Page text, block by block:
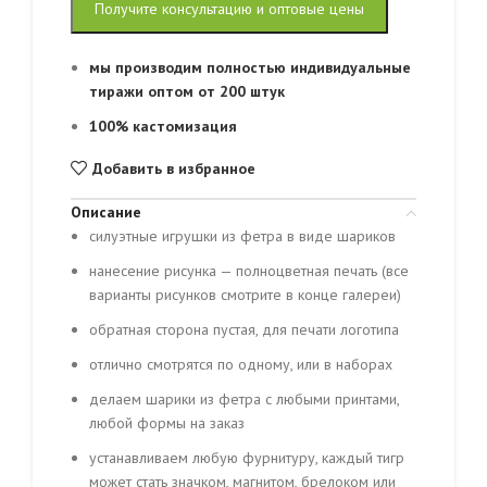
Получите консультацию и оптовые цены
мы производим полностью индивидуальные
тиражи оптом от 200 штук
100% кастомизация
Добавить в избранное
Описание
силуэтные игрушки из фетра в виде шариков
нанесение рисунка — полноцветная печать (все
варианты рисунков смотрите в конце галереи)
обратная сторона пустая, для печати логотипа
отлично смотрятся по одному, или в наборах
делаем шарики из фетра с любыми принтами,
любой формы на заказ
устанавливаем любую фурнитуру, каждый тигр
может стать значком, магнитом, брелоком или